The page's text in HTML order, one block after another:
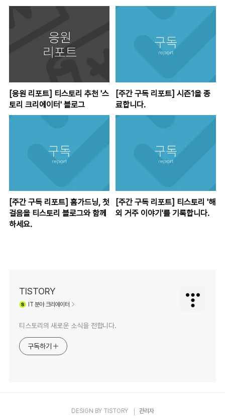
[응원 리포트] 티스토리 추천 '스
토리 크리에이터' 블로그
[주간 구독 리포트] 시즌1을 종
료합니다.
[주간 구독 리포트] 홈가드닝, 첫
걸음을 티스토리 블로그와 함께
하세요.
[주간 구독 리포트] 티스토리 '해
외 거주 이야기'를 기록합니다.
TISTORY
IT 분야 크리에이터
티스토리의 새로운 소식을 전합니다.
구독하기
DESIGN BY TISTORY 관리자